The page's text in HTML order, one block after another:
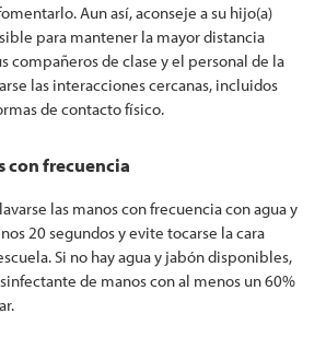
Aun así, aconseje a su hijo(a)
para mantener la mayor distancia
compañeros de clase y el personal de la
las interacciones cercanas, incluidos
de contacto físico.
con frecuencia
las manos con frecuencia con agua y
20 segundos y evite tocarse la cara
Si no hay agua y jabón disponibles,
de manos con al menos un 60%